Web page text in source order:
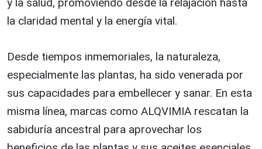
y la salud, promoviendo desde la relajación hasta
la claridad mental y la energía vital.
Desde tiempos inmemoriales, la naturaleza,
especialmente las plantas, ha sido venerada por
sus capacidades para embellecer y sanar. En esta
misma línea, marcas como ALQVIMIA rescatan la
sabiduría ancestral para aprovechar los